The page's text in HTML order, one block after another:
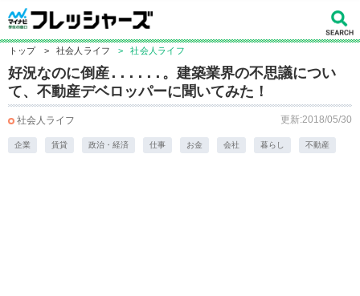
トップ > 社会人ライフ > 社会人ライフ
好況なのに倒産......。建築業界の不思議につい
て、不動産デベロッパーに聞いてみた！
社会人ライフ 更新:2018/05/30
企業 賃貸 政治・経済 仕事 お金 会社 暮らし 不動産